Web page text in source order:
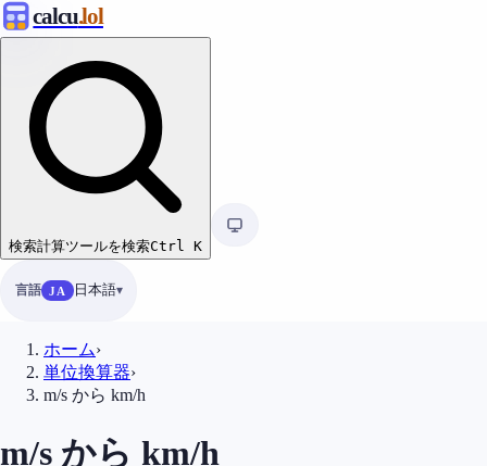
calcu.lol
検索計算ツールを検索Ctrl K
言語 JA 日本語
ホーム›
単位換算器›
m/s から km/h
m/s から km/h